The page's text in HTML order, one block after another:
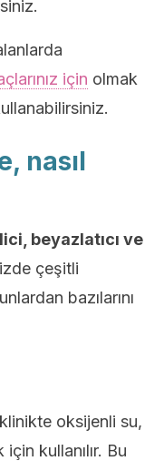
için olmak
nasıl
beyazlatıcı ve
çeşitli
bazılarını
oksijenli su,
kullanılır. Bu